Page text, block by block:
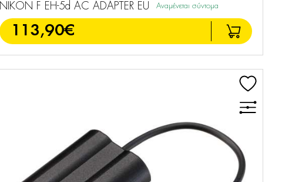
NIKON F EH-5d AC ADAPTER EU Αναμένεται σύντομα
113,90€